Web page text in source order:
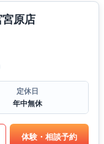
原店
定休日
年中無休
体験・相談予約